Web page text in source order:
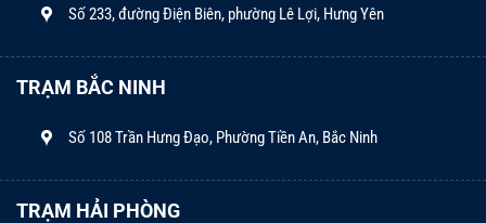
Số 233, đường Điện Biên, phường Lê Lợi, Hưng Yên
TRẠM BẮC NINH
Số 108 Trần Hưng Đạo, Phường Tiền An, Bắc Ninh
TRẠM HẢI PHÒNG